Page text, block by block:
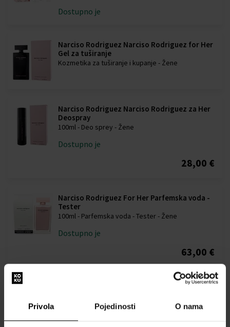
Privola Pojedinosti O nama
Dostupno je
Narciso Rodriguez Narciso Rodriguez for Her
Gel za tuširanje
Kozmetika za tuširanje i kupanje - Žene
Narciso Rodriguez Narciso Rodriguez za Her
Deospray
100ml - Deo sprey - Žene
Dostupno je
28,00 €
Narciso Rodriguez For Her Parfemska voda -
Tester
100ml - Parfemska voda - Tester - Žene
Dostupno je
63,00 €
Narciso Rodriguez Narciso Rodriguez for Her
Poklon setovi - Žene
Dostupno je